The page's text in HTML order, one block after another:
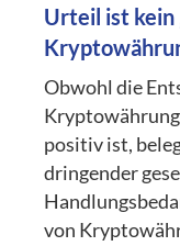
Urteil ist kein
Obwohl die
positiv ist,
dringender
von